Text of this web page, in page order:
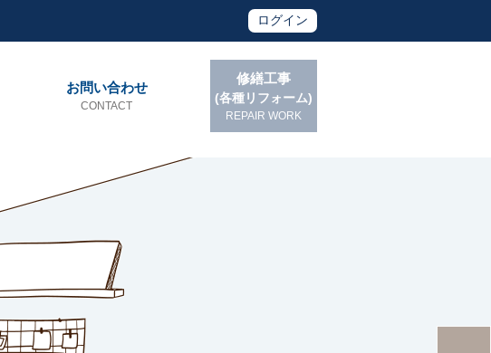
ログイン
お問い合わせ
CONTACT
修繕工事
(各種リフォーム)
REPAIR WORK